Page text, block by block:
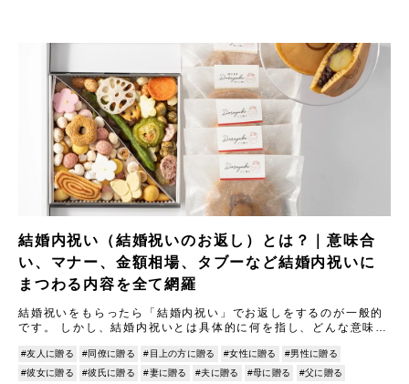
結婚内祝い（結婚祝いのお返し）とは？｜意味合
い、マナー、金額相場、タブーなど結婚内祝いに
まつわる内容を全て網羅
結婚祝いをもらったら「結婚内祝い」でお返しをするのが一般的
です。 しかし、結婚内祝いとは具体的に何を指し、どんな意味や
由
#友人に贈る #同僚に贈る #目上の方に贈る #女性に贈る
#男性に贈る
#彼女に贈る
#彼氏に贈る #妻に贈る #夫に贈る #母に贈る #父に贈る